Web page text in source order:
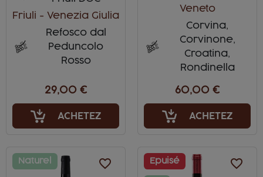
Friuli - Venezia Giulia
Refosco dal
Peduncolo
Rosso
29,00 €
ACHETEZ
Veneto
Corvina,
Corvinone,
Croatina,
Rondinella
60,00 €
ACHETEZ
favorite_border
Naturel favorite_border
Epuisé